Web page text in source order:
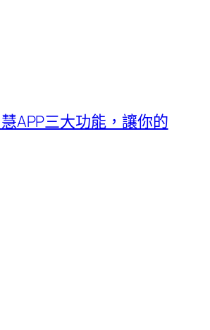
APP三大功能，讓你的